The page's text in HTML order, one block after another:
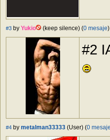
#3 by Yukio (keep silence) (0 mesaje
#2
#4 by metalman33333 (User) (0 mesaje